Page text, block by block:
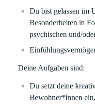
Du bist gelassen im
Besonderheiten in
psychischen und/
Deine Aufgaben sind:
Du setzt deine
Bewohner*innen